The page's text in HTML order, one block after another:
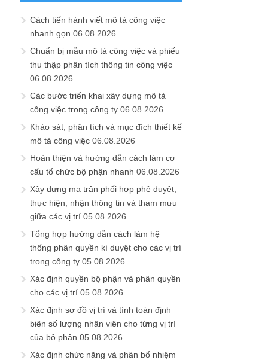
Cách tiến hành viết mô tả công việc
nhanh gọn 06.08.2026
Chuẩn bị mẫu mô tả công việc và phiếu
thu thập phân tích thông tin công việc
06.08.2026
Các bước triển khai xây dựng mô tả
công việc trong công ty 06.08.2026
Khảo sát, phân tích và mục đích thiết kế
mô tả công việc 06.08.2026
Hoàn thiện và hướng dẫn cách làm cơ
cấu tổ chức bộ phận nhanh 06.08.2026
Xây dựng ma trận phối hợp phê duyệt,
thực hiện, nhận thông tin và tham mưu
giữa các vị trí 05.08.2026
Tổng hợp hướng dẫn cách làm hệ
thống phân quyền kí duyệt cho các vị trí
trong công ty 05.08.2026
Xác định quyền bộ phận và phân quyền
cho các vị trí 05.08.2026
Xác định sơ đồ vị trí và tính toán định
biên số lượng nhân viên cho từng vị trí
của bộ phận 05.08.2026
Xác định chức năng và phân bổ nhiệm